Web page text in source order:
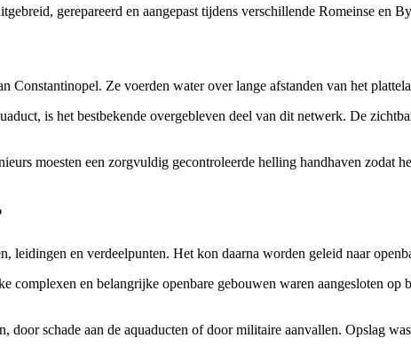
gerepareerd en aangepast tijdens verschillende Romeinse en
Constantinopel. Ze voerden water over lange afstanden van het
is het bestbekende overgebleven deel van dit netwerk. De
moesten een zorgvuldig gecontroleerde helling handhaven zodat
leidingen en verdeelpunten. Het kon daarna worden geleid naar
complexen en belangrijke openbare gebouwen waren aangesloten
schade aan de aquaducten of door militaire aanvallen. Opslag